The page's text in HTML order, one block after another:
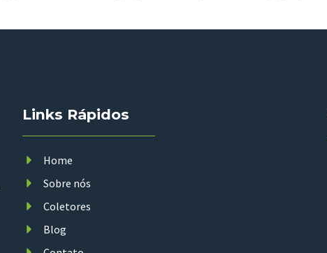
Links Rápidos
Home
Sobre nós
Coletores
Blog